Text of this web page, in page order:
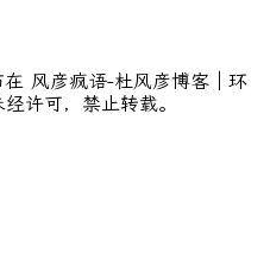
在 风彦疯语-杜风彦博客｜环
许可，禁止转载。